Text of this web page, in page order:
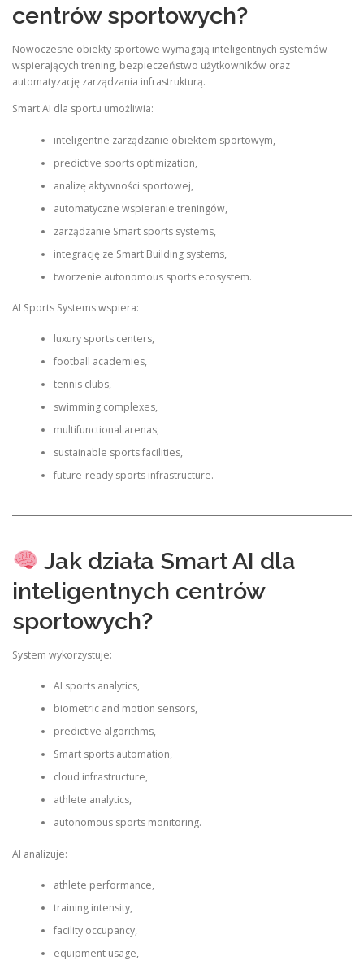
centrów sportowych?
Nowoczesne obiekty sportowe wymagają inteligentnych systemów
wspierających trening, bezpieczeństwo użytkowników oraz
automatyzację zarządzania infrastrukturą.
Smart AI dla sportu umożliwia:
inteligentne zarządzanie obiektem sportowym,
predictive sports optimization,
analizę aktywności sportowej,
automatyczne wspieranie treningów,
zarządzanie Smart sports systems,
integrację ze Smart Building systems,
tworzenie autonomous sports ecosystem.
AI Sports Systems wspiera:
luxury sports centers,
football academies,
tennis clubs,
swimming complexes,
multifunctional arenas,
sustainable sports facilities,
future-ready sports infrastructure.
Jak działa Smart AI dla
inteligentnych centrów
sportowych?
System wykorzystuje:
AI sports analytics,
biometric and motion sensors,
predictive algorithms,
Smart sports automation,
cloud infrastructure,
athlete analytics,
autonomous sports monitoring.
AI analizuje:
athlete performance,
training intensity,
facility occupancy,
equipment usage,